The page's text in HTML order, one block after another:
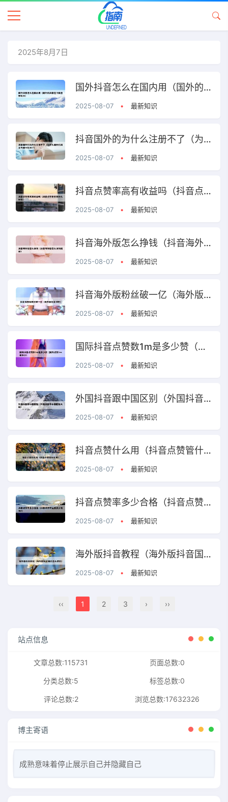
2025年8月7日
国外抖音怎么在国内用（国外的抖音在中国怎样能用）
2025-08-07 • 最新知识
抖音国外的为什么注册不了（为什么国外的抖音号都不能用了）
2025-08-07 • 最新知识
抖音点赞率高有收益吗（抖音点赞率高有什么好处）
2025-08-07 • 最新知识
抖音海外版怎么挣钱（抖音海外版怎么挣钱提现）
2025-08-07 • 最新知识
抖音海外版粉丝破一亿（海外版抖音涨粉）
2025-08-07 • 最新知识
国际抖音点赞数1m是多少赞（国外点赞1m是多少）
2025-08-07 • 最新知识
外国抖音跟中国区别（外国抖音跟中国区别大吗）
2025-08-07 • 最新知识
抖音点赞什么用（抖音点赞管什么用）
2025-08-07 • 最新知识
抖音点赞率多少合格（抖音点赞率达到多少有钱?）
2025-08-07 • 最新知识
海外版抖音教程（海外版抖音国内怎么使用）
2025-08-07 • 最新知识
‹‹ 1 2 3 › ››
站点信息
文章总数:115731 页面总数:0
分类总数:5 标签总数:0
评论总数:2 浏览总数:17632326
博主寄语
成熟意味着停止展示自己并隐藏自己